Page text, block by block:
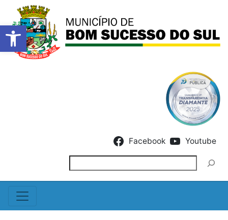
Barra de Ferramentas
Facebook Youtube